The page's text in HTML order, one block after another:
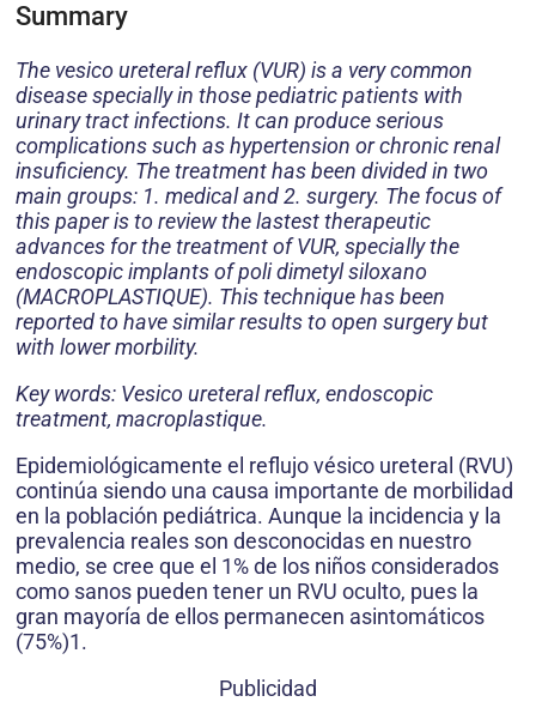
Summary
The vesico ureteral reflux (VUR) is a very common
disease specially in those pediatric patients with
urinary tract infections. It can produce serious
complications such as hypertension or chronic renal
insuficiency. The treatment has been divided in two
main groups: 1. medical and 2. surgery. The focus of
this paper is to review the lastest therapeutic
advances for the treatment of VUR, specially the
endoscopic implants of poli dimetyl siloxano
(MACROPLASTIQUE). This technique has been
reported to have similar results to open surgery but
with lower morbility.
Key words: Vesico ureteral reflux, endoscopic
treatment, macroplastique.
Epidemiológicamente el reflujo vésico ureteral (RVU)
continúa siendo una causa importante de morbilidad
en la población pediátrica. Aunque la incidencia y la
prevalencia reales son desconocidas en nuestro
medio, se cree que el 1% de los niños considerados
como sanos pueden tener un RVU oculto, pues la
gran mayoría de ellos permanecen asintomáticos
(75%)1.
Publicidad